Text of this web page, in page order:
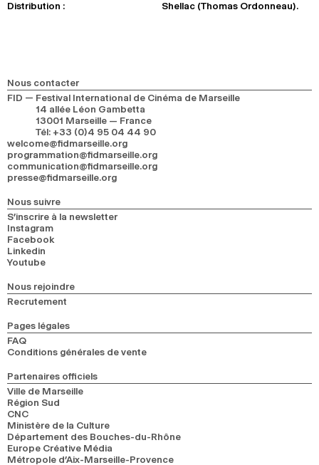
Distribution :
Shellac (Thomas Ordonneau).
Nous contacter
FID — Festival International de Cinéma de Marseille
14 allée Léon Gambetta
13001 Marseille — France
Tél: +33 (0)4 95 04 44 90
welcome@fidmarseille.org
programmation@fidmarseille.org
communication@fidmarseille.org
presse@fidmarseille.org
Nous suivre
S’inscrire à la newsletter
Instagram
Facebook
Linkedin
Youtube
Nous rejoindre
Recrutement
Pages légales
FAQ
Conditions générales de vente
Partenaires officiels
Ville de Marseille
Région Sud
CNC
Ministère de la Culture
Département des Bouches-du-Rhône
Europe Créative Média
Métropole d’Aix-Marseille-Provence